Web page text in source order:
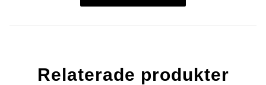
Relaterade produkter